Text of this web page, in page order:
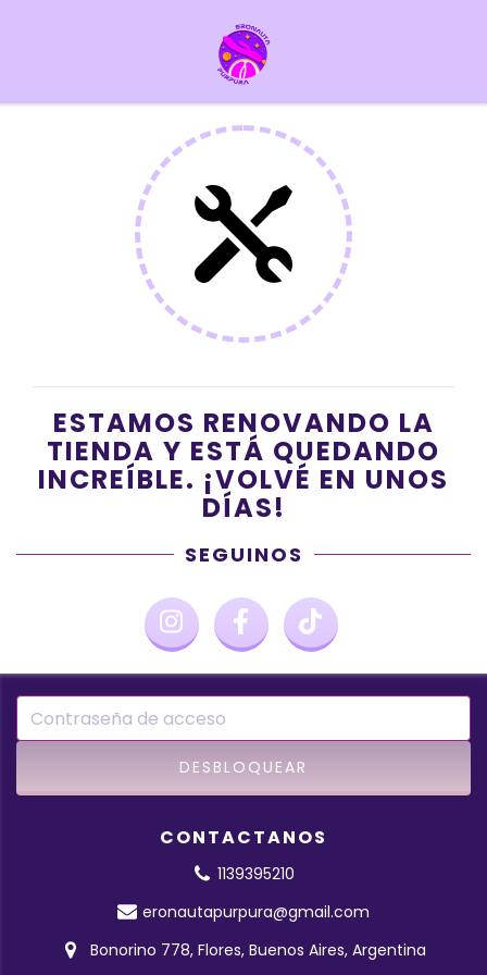
ESTAMOS RENOVANDO LA
TIENDA Y ESTÁ QUEDANDO
INCREÍBLE. ¡VOLVÉ EN UNOS
DÍAS!
SEGUINOS
CONTACTANOS
1139395210
eronautapurpura@gmail.com
Bonorino 778, Flores, Buenos Aires, Argentina